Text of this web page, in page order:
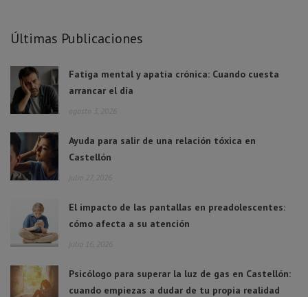
Últimas Publicaciones
Fatiga mental y apatía crónica: Cuando cuesta
arrancar el día
agosto 3, 2026
Ayuda para salir de una relación tóxica en
Castellón
julio 27, 2026
El impacto de las pantallas en preadolescentes:
cómo afecta a su atención
julio 16, 2026
Psicólogo para superar la luz de gas en Castellón:
cuando empiezas a dudar de tu propia realidad